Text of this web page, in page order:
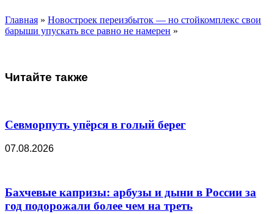
Главная » Новостроек переизбыток — но стойкомплекс свои
барыши упускать все равно не намерен »
Читайте также
Севморпуть упёрся в голый берег
07.08.2026
Бахчевые капризы: арбузы и дыни в России за
год подорожали более чем на треть